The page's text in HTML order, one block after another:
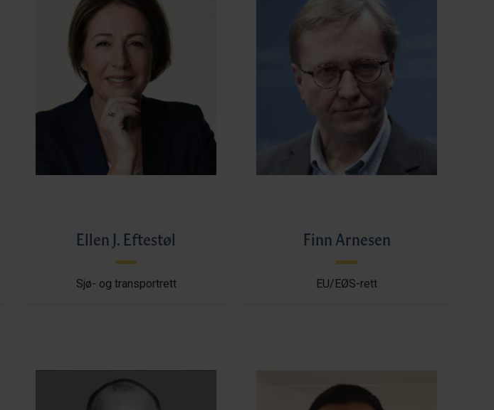
Ellen J. Eftestøl
Sjø- og transportrett
Finn Arnesen
EU/EØS-rett